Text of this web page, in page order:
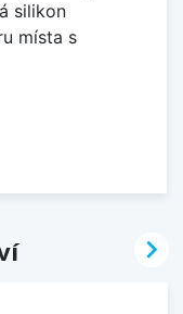
silikon
místa s
